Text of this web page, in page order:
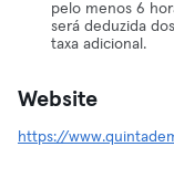
pelo menos 6
será deduzida
taxa adicional.
Website
https://